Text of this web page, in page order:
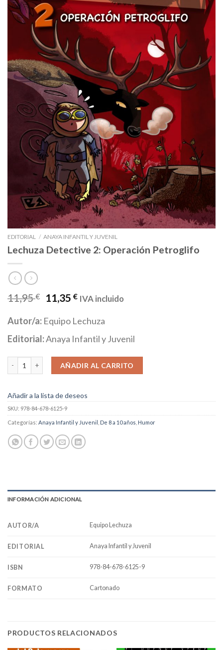
EDITORIAL / ANAYA INFANTIL Y JUVENIL
Lechuza Detective 2: Operación Petroglifo
11,95€ 11,35€ IVA incluido
Autor/a: Equipo Lechuza
Editorial:Anaya Infantil y Juvenil
Lechuza Detective 2: Operación Petroglifo cantidad
AÑADIR AL CARRITO
Añadir a la lista de deseos
SKU: 978-84-678-6125-9
Categorías: Anaya Infantil y Juvenil De 8 a 10 años Humor
INFORMACIÓN ADICIONAL
AUTOR/A Equipo Lechuza
EDITORIAL Anaya Infantil y Juvenil
ISBN 978-84-678-6125-9
FORMATO Cartonado
PRODUCTOS RELACIONADOS